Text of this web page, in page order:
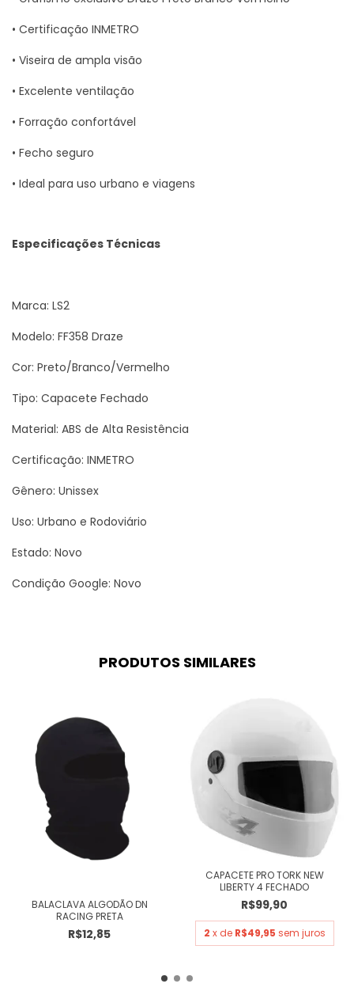
• Certificação INMETRO
• Viseira de ampla visão
• Excelente ventilação
• Forração confortável
• Fecho seguro
• Ideal para uso urbano e viagens
Especificações Técnicas
Marca: LS2
Modelo: FF358 Draze
Cor: Preto/Branco/Vermelho
Tipo: Capacete Fechado
Material: ABS de Alta Resistência
Certificação: INMETRO
Gênero: Unissex
Uso: Urbano e Rodoviário
Estado: Novo
Condição Google: Novo
PRODUTOS SIMILARES
BALACLAVA ALGODÃO DN
RACING PRETA
R$12,85
CAPACETE PRO TORK NEW
LIBERTY 4 FECHADO
R$99,90
2 x de R$49,95 sem juros